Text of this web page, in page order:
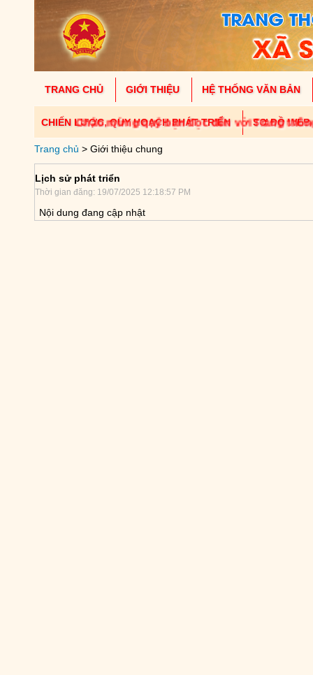
TRANG CHỦ GIỚI THIỆU HỆ THỐNG VĂN BẢN
CHIẾN LƯỢC, QUY HOẠCH PHÁT TRIỂN SƠ ĐỒ WEB
Chào mừng quý bạn đọc đến với Trang
Trang chủ > Giới thiệu chung
Lịch sử phát triển
Thời gian đăng: 19/07/2025 12:18:57 PM
Nội dung đang cập nhật